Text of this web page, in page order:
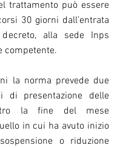
trattamento può essere
30 giorni dall’entrata
alla sede Inps
competente.
la norma prevede due
di presentazione delle
la fine del mese
in cui ha avuto inizio
o riduzione